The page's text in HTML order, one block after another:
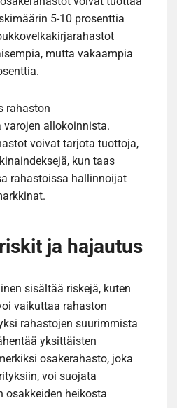
5-10 prosenttia
mutta vakaampia
rahaston
allokoinnista.
voivat tarjota tuottoja,
kun taas
rahastoissa hallinnoijat
ja hajautus
sisältää riskejä, kuten
vaikuttaa rahaston
rahastojen suurimmista
yksittäisten
osakerahasto, joka
voi suojata
heikosta